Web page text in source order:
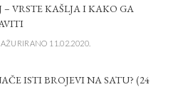
– VRSTE KAŠLJA I KAKO GA
11.02.2020.
ISTI BROJEVI NA SATU? (24